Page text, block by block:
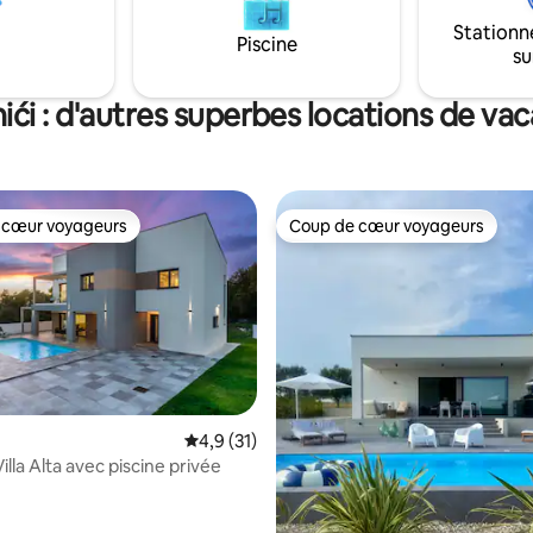
inoubliables. Réservez dès
pour une escapade ultime !
nous vous suggérons
demande pour confirmer la
Piscine
: d'autres superbes locations de
la base de 31 commentaires : 4,9 sur 5
cœur voyageurs
voyageurs
Évaluation moyenne sur la base de 31
4,9 (31)
Alta avec piscine privée
Coup de cœur voyageurs
Coup de cœur voyageurs